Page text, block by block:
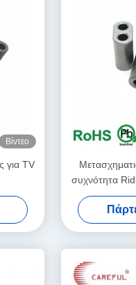
Βίντεο
για TV
συχνότητα